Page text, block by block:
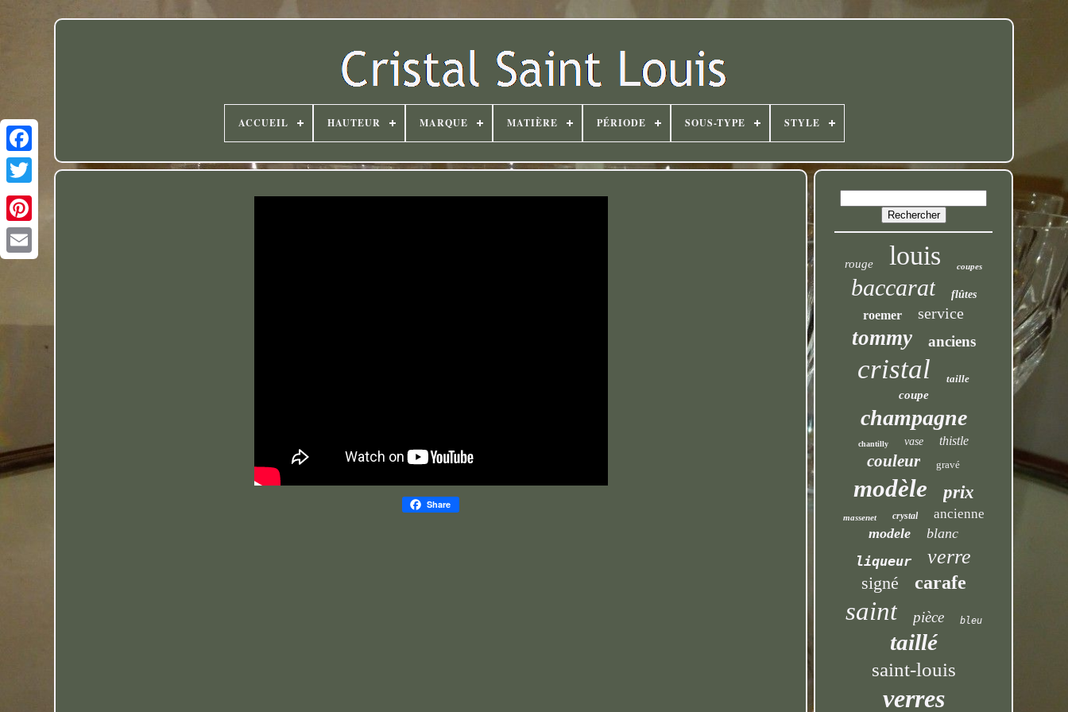
Twitter
ACCUEIL HAUTEUR MARQUE MATIÈRE PÉRIODE SOUS-TYPE STYLE
Share
rouge louis coupes
baccarat flûtes
roemer service
tommy anciens
cristal taille
coupe
champagne
chantilly vase thistle
couleur gravé
modèle prix
massenet crystal ancienne
modele
blanc
liqueur
verre
signé carafe
saint pièce bleu
taillé
saint-louis
verres